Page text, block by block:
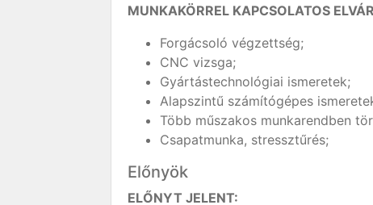
MUNKAKÖRREL KAPCSOLATOS
Forgácsoló végzettség;
CNC vizsga;
Gyártástechnológiai ismeretek;
Alapszintű számítógépes
Több műszakos munkarendben
Csapatmunka, stressztűrés;
Előnyök
ELŐNYT JELENT: